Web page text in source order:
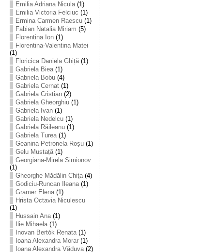
Emilia Adriana Nicula(1)
Emilia Victoria Felciuc (1)
Ermina Carmen Raescu(1)
Fabian Natalia Miriam (5)
Florentina Ion(1)
Florentina-Valentina Matei
(1)
Floricica Daniela Ghiță(1)
Gabriela Biea(1)
Gabriela Bobu(4)
Gabriela Cernat(1)
Gabriela Cristian(2)
Gabriela Gheorghiu(1)
Gabriela Ivan(1)
Gabriela Nedelcu(1)
Gabriela Răileanu(1)
Gabriela Turea(1)
Geanina-Petronela Roșu(1)
Gelu Mustață(1)
Georgiana-Mirela Simionov
(1)
Gheorghe Mădălin Chiţa(4)
Godiciu-Runcan Ileana(1)
Gramer Elena(1)
Hrista Octavia Niculescu
(1)
Hussain Ana(1)
Ilie Mihaela(1)
Inovan Bertók Renata(1)
Ioana Alexandra Morar(1)
Ioana Alexandra Văduva(2)